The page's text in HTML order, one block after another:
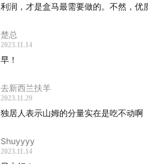
利润，才是盒马最需要做的。不然，优
楚总
2023.11.14
早！
去新西兰扶羊
2023.11.29
独居人表示山姆的分量实在是吃不动啊
Shuyyyy
2023.11.14